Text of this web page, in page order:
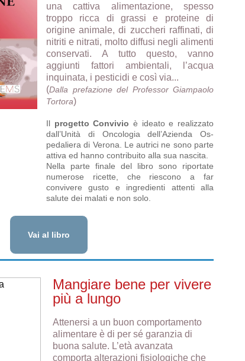
una cattiva alimentazione, spesso
troppo ricca di grassi e proteine di
origine animale, di zuccheri raffinati, di
nitriti e nitrati, molto diffusi negli alimenti
conservati. A tutto questo, vanno
aggiunti fattori ambientali, l’acqua
inquinata, i pesticidi e così via...
(Dalla prefazione del Professor Giampaolo
Tortora)
Il progetto Convivio è ideato e realizzato
dall’Unità di On­cologia dell’Azienda Os­
pedaliera di Verona. Le autrici ne sono parte
attiva ed hanno contribuito alla sua nascita.
Nella parte finale del libro sono riportate
numerose ricette, che riescono a far
convivere gusto e ingredienti attenti alla
salute dei malati e non solo.
Vai al libro
Mangiare bene per vivere
più a lungo
Attenersi a un buon comportamento
alimentare è di per sé garanzia di
buona salute. L’età avanzata
comporta alterazioni fisiologiche che